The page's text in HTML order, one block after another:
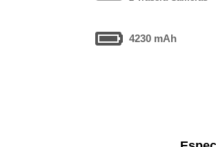
4230 mAh